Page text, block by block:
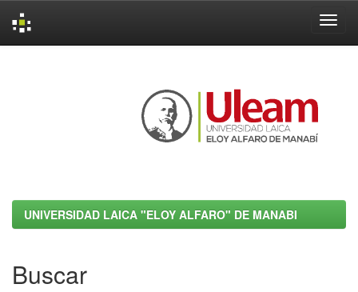
UNIVERSIDAD LAICA "ELOY ALFARO" DE MANABI
Buscar